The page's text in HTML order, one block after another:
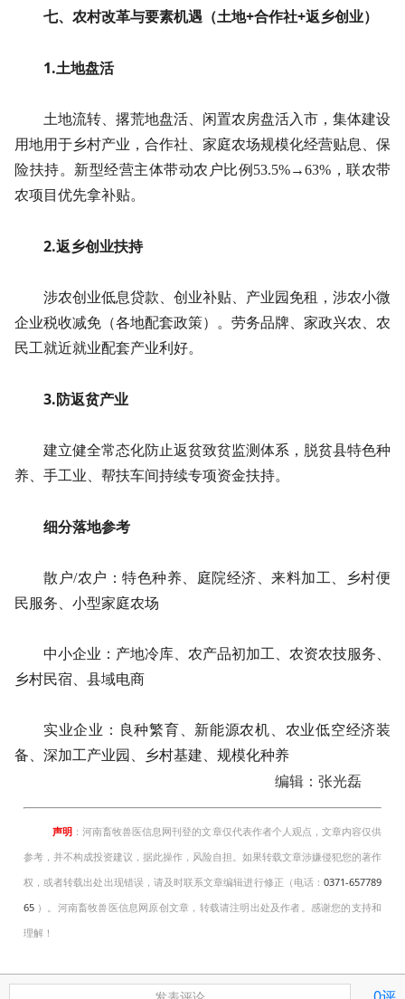
七、农村改革与要素机遇（土地+合作社+返乡创业）
1.土地盘活
土地流转、撂荒地盘活、闲置农房盘活入市，集体建设
用地用于乡村产业，合作社、家庭农场规模化经营贴息、保
险扶持。新型经营主体带动农户比例53.5%→63%，联农带
农项目优先拿补贴。
2.返乡创业扶持
涉农创业低息贷款、创业补贴、产业园免租，涉农小微
企业税收减免（各地配套政策）。劳务品牌、家政兴农、农
民工就近就业配套产业利好。
3.防返贫产业
建立健全常态化防止返贫致贫监测体系，脱贫县特色种
养、手工业、帮扶车间持续专项资金扶持。
细分落地参考
散户/农户：特色种养、庭院经济、来料加工、乡村便
民服务、小型家庭农场
中小企业：产地冷库、农产品初加工、农资农技服务、
乡村民宿、县域电商
实业企业：良种繁育、新能源农机、农业低空经济装
备、深加工产业园、乡村基建、规模化种养
编辑：张光磊
声明 ：河南畜牧兽医信息网刊登的文章仅代表作者个人观点，文章内容仅供
参考，并不构成投资建议，据此操作，风险自担。如果转载文章涉嫌侵犯您的著作
权，或者转载出处出现错误，请及时联系文章编辑进行修正（电话： 0371-657789
65 ）。河南畜牧兽医信息网原创文章，转载请注明出处及作者。感谢您的支持和
理解！